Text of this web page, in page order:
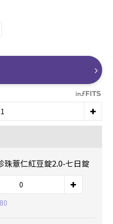
珠薏仁紅豆錠2.0-七日錠